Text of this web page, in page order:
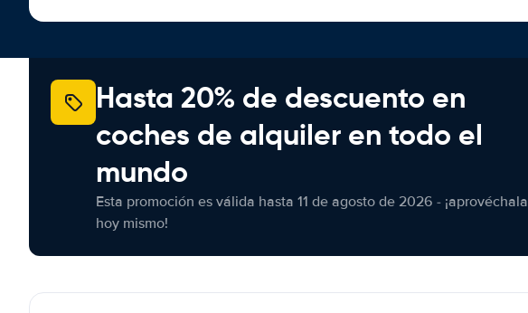
Hasta 20% de descuento en
coches de alquiler en todo el
mundo
Esta promoción es válida hasta 11 de agosto de 2026 - ¡aprovéchala
hoy mismo!